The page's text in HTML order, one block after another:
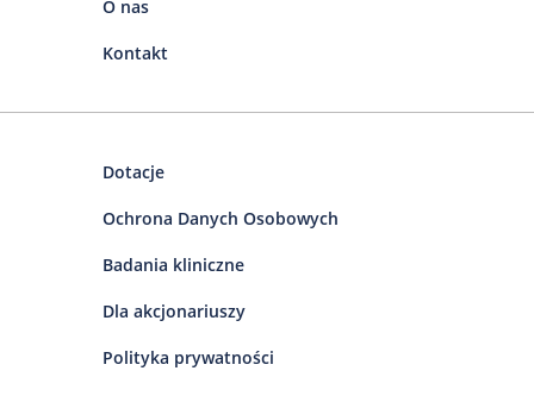
O nas
Kontakt
Dotacje
Ochrona Danych Osobowych
Badania kliniczne
Dla akcjonariuszy
Polityka prywatności